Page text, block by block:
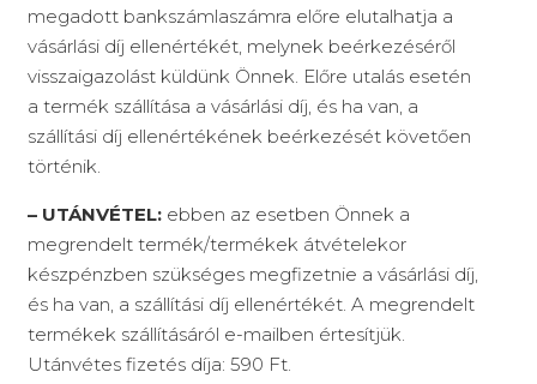
megadott bankszámlaszámra előre elutalhatja a
vásárlási díj ellenértékét, melynek beérkezéséről
visszaigazolást küldünk Önnek. Előre utalás esetén
a termék szállítása a vásárlási díj, és ha van, a
szállítási díj ellenértékének beérkezését követően
történik.
– UTÁNVÉTEL: ebben az esetben Önnek a
megrendelt termék/termékek átvételekor
készpénzben szükséges megfizetnie a vásárlási díj,
és ha van, a szállítási díj ellenértékét. A megrendelt
termékek szállításáról e-mailben értesítjük.
Utánvétes fizetés díja: 590 Ft.